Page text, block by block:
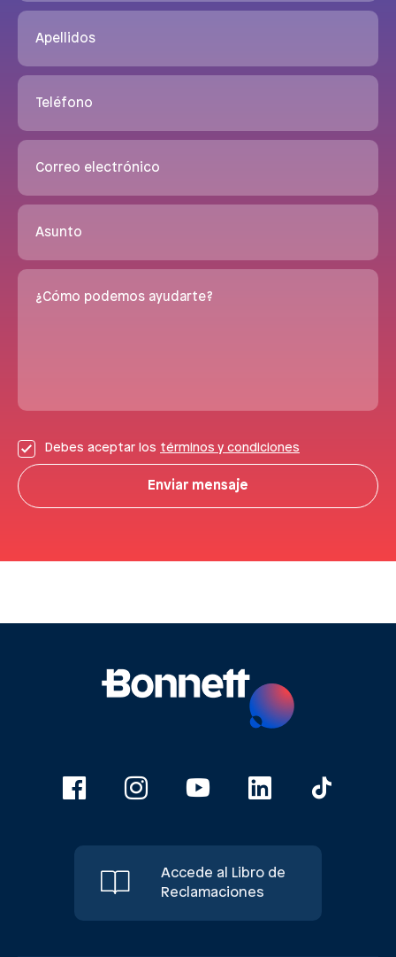
Apellidos
Teléfono
Correo electrónico
Asunto
¿Cómo podemos ayudarte?
Debes aceptar los términos y condiciones
Enviar mensaje
Accede al Libro de
Reclamaciones